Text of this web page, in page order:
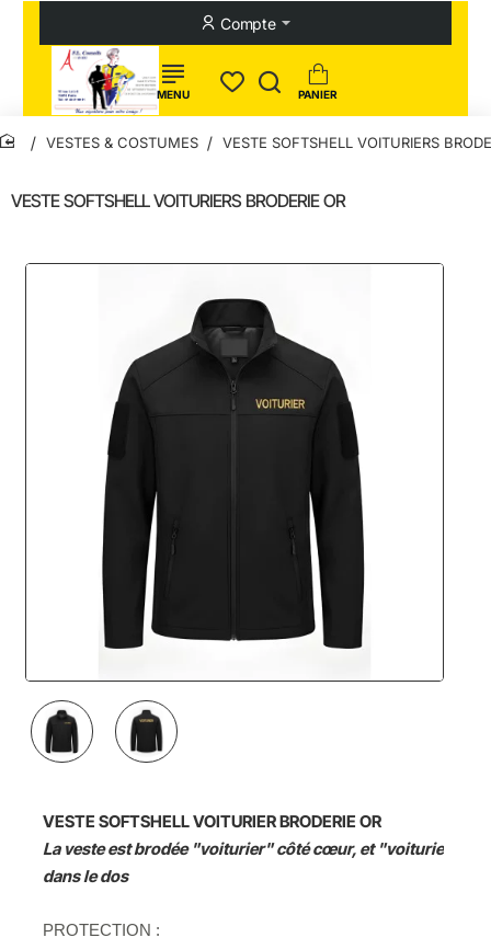
Compte
VESTE SOFTSHELL VOITURIERS BRODERIE OR
home
VESTES & COSTUMES VESTE SOFTSHELL VOITURIERS
VESTE SOFTSHELL VOITURIER BRODERIE OR
La veste est brodée "voiturier" côté cœur, et "voiturier"
dans le dos
PROTECTION :